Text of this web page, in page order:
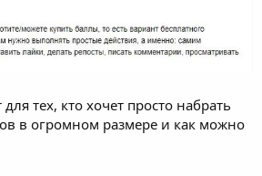
тех, кто хочет просто набрать
в огромном размере и как можно